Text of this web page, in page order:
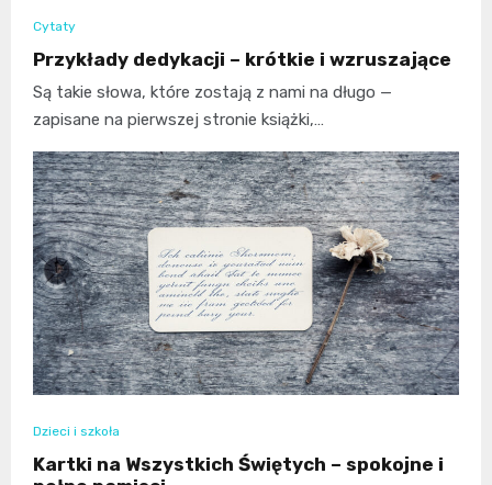
Cytaty
Przykłady dedykacji – krótkie i wzruszające
Są takie słowa, które zostają z nami na długo —
zapisane na pierwszej stronie książki,…
Dzieci i szkoła
Kartki na Wszystkich Świętych – spokojne i